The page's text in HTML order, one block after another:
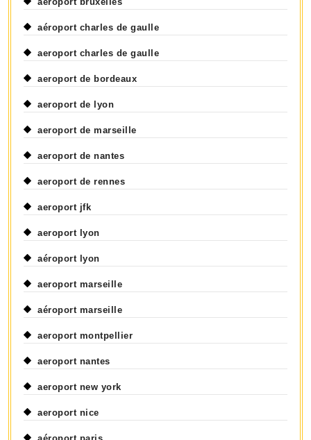
aéroport charles de gaulle
aeroport charles de gaulle
aeroport de bordeaux
aeroport de lyon
aeroport de marseille
aeroport de nantes
aeroport de rennes
aeroport jfk
aeroport lyon
aéroport lyon
aeroport marseille
aéroport marseille
aeroport montpellier
aeroport nantes
aeroport new york
aeroport nice